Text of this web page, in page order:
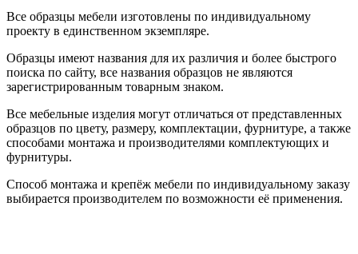
Все образцы мебели изготовлены по индивидуальному
проекту в единственном экземпляре.
Образцы имеют названия для их различия и более быстрого
поиска по сайту, все названия образцов не являются
зарегистрированным товарным знаком.
Все мебельные изделия могут отличаться от представленных
образцов по цвету, размеру, комплектации, фурнитуре, а также
способами монтажа и производителями комплектующих и
фурнитуры.
Способ монтажа и крепёж мебели по индивидуальному заказу
выбирается производителем по возможности её применения.